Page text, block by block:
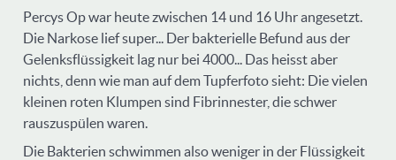
Percys Op war heute zwischen 14 und 16 Uhr angesetzt.
Die Narkose lief super... Der bakterielle Befund aus der
Gelenksflüssigkeit lag nur bei 4000... Das heisst aber
nichts, denn wie man auf dem Tupferfoto sieht: Die vielen
kleinen roten Klumpen sind Fibrinnester, die schwer
rauszuspülen waren.
Die Bakterien schwimmen also weniger in der Flüssigkeit